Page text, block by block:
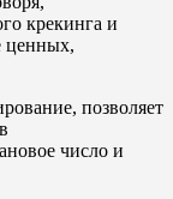
крекинга и
ценных,
позволяет
число и